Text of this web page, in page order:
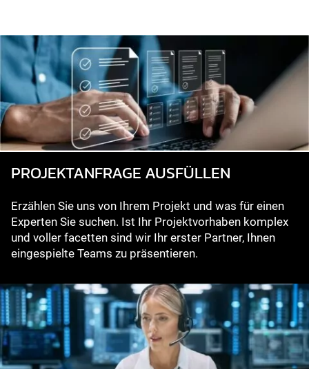
PROJEKT­ANFRAGE AUSFÜLLEN
Erzählen Sie uns von Ihrem Projekt und was für einen
Experten Sie suchen. Ist Ihr Projektvorhaben komplex
und voller facetten sind wir Ihr erster Partner, Ihnen
eingespielte Teams zu präsentieren.